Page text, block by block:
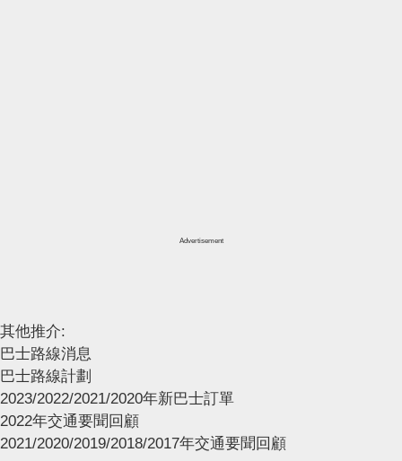
Advertisement
其他推介:
巴士路線消息
巴士路線計劃
2023/2022/2021/2020年新巴士訂單
2022年交通要聞回顧
2021/2020/2019/2018/2017年交通要聞回顧